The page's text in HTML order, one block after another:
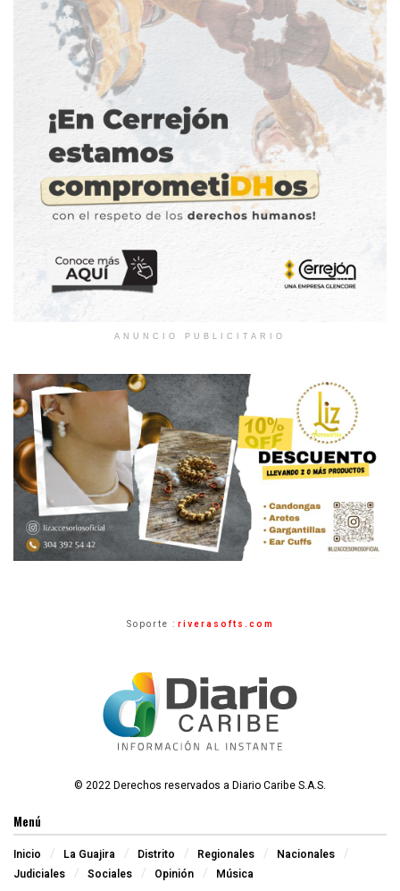
ANUNCIO PUBLICITARIO
Soporte : riverasofts.com
© 2022 Derechos reservados a Diario Caribe S.A.S.
Menú
Inicio La Guajira Distrito Regionales
Nacionales
Judiciales
Sociales Opinión Música